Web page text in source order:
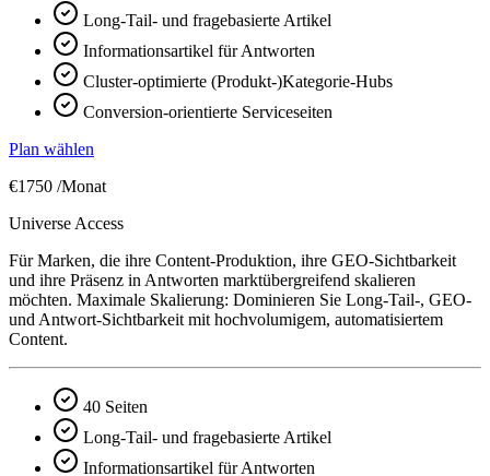
Long-Tail- und fragebasierte Artikel
Informationsartikel für Antworten
Cluster-optimierte (Produkt-)Kategorie-Hubs
Conversion-orientierte Serviceseiten
Plan wählen
€1750 /Monat
Universe Access
Für Marken, die ihre Content-Produktion, ihre GEO-Sichtbarkeit
und ihre Präsenz in Antworten marktübergreifend skalieren
möchten. Maximale Skalierung: Dominieren Sie Long-Tail-, GEO-
und Antwort-Sichtbarkeit mit hochvolumigem, automatisiertem
Content.
40 Seiten
Long-Tail- und fragebasierte Artikel
Informationsartikel für Antworten